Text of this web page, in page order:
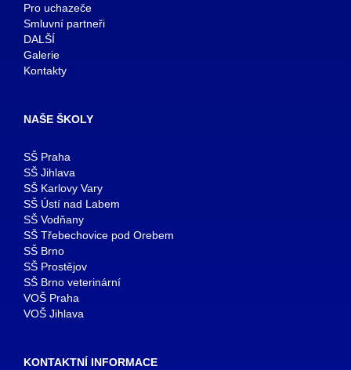
Pro uchazeče
Smluvní partneři
DALŠÍ
Galerie
Kontakty
NAŠE ŠKOLY
SŠ Praha
SŠ Jihlava
SŠ Karlovy Vary
SŠ Ústí nad Labem
SŠ Vodňany
SŠ Třebechovice pod Orebem
SŠ Brno
SŠ Prostějov
SŠ Brno veterinární
VOŠ Praha
VOŠ Jihlava
KONTAKTNÍ INFORMACE